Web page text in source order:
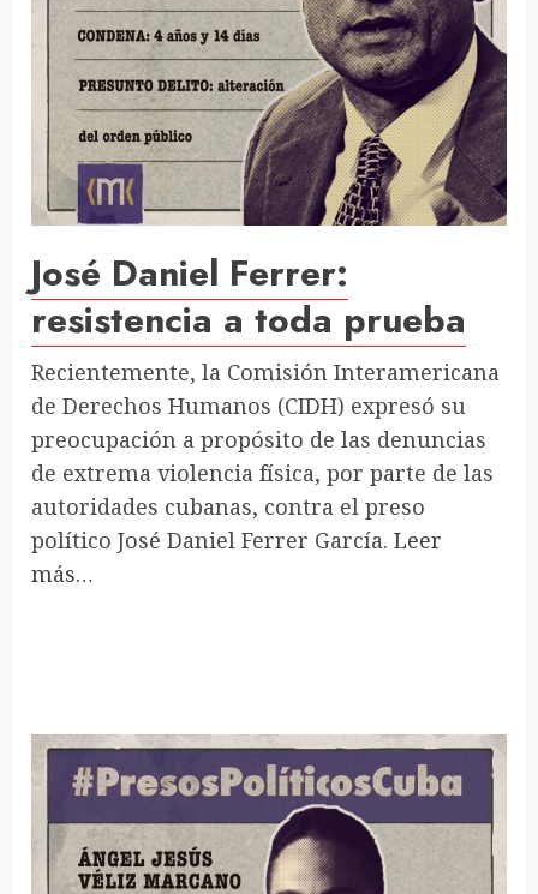
José Daniel Ferrer:
resistencia a toda prueba
Recientemente, la Comisión Interamericana
de Derechos Humanos (CIDH) expresó su
preocupación a propósito de las denuncias
de extrema violencia física, por parte de las
autoridades cubanas, contra el preso
político José Daniel Ferrer García. Leer
más…